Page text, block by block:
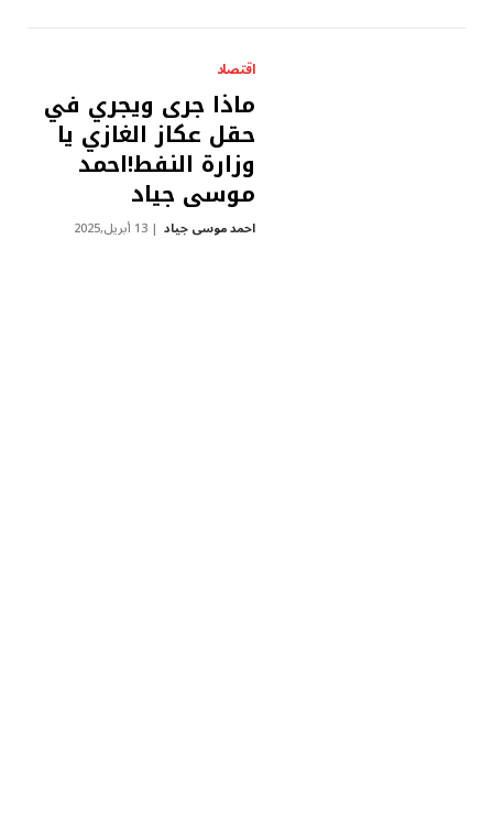
اقتصاد
ماذا جرى ويجري في
حقل عكاز الغازي يا
وزارة النفط!احمد
موسى جياد
احمد موسى جياد 13 أبريل,2025